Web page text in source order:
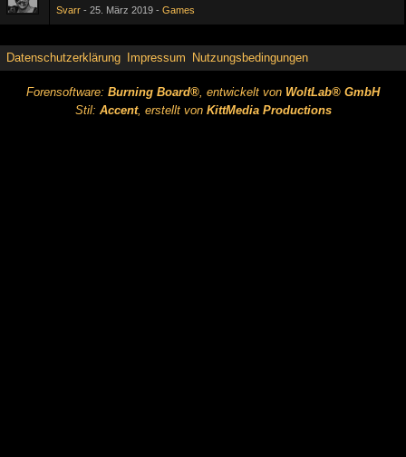
Svarr 25. März 2019 Games
Datenschutzerklärung Impressum Nutzungsbedingungen
Forensoftware: Burning Board®, entwickelt von WoltLab® GmbH
Stil: Accent, erstellt von KittMedia Productions